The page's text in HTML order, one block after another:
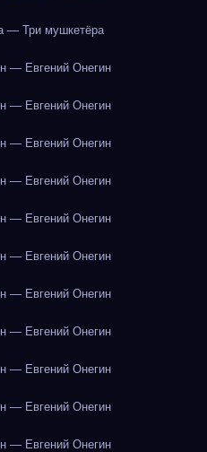
— Три мушкетёра
— Евгений Онегин
— Евгений Онегин
— Евгений Онегин
— Евгений Онегин
— Евгений Онегин
— Евгений Онегин
— Евгений Онегин
— Евгений Онегин
— Евгений Онегин
— Евгений Онегин
— Евгений Онегин